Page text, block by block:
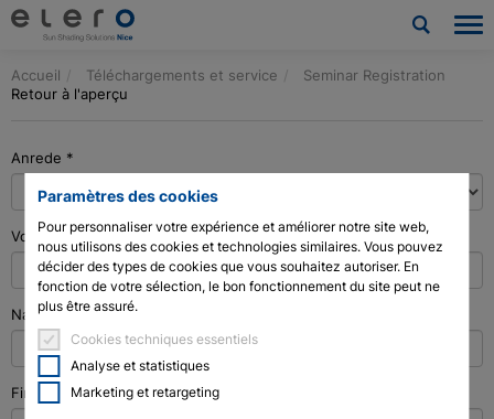
Paramètres des cookies
Pour personnaliser votre expérience et améliorer notre site web,
nous utilisons des cookies et technologies similaires. Vous pouvez
décider des types de cookies que vous souhaitez autoriser. En
fonction de votre sélection, le bon fonctionnement du site peut ne
plus être assuré.
Cookies techniques essentiels
Analyse et statistiques
Marketing et retargeting
Produits
Nouvelles et Presse
Société
Contact
Téléchargements et service
Architectes et urbanistes
Accueil Téléchargements et service
Seminar Registration
Retour à l'aperçu
Anrede *
Vorname*
Nachname*
Firma